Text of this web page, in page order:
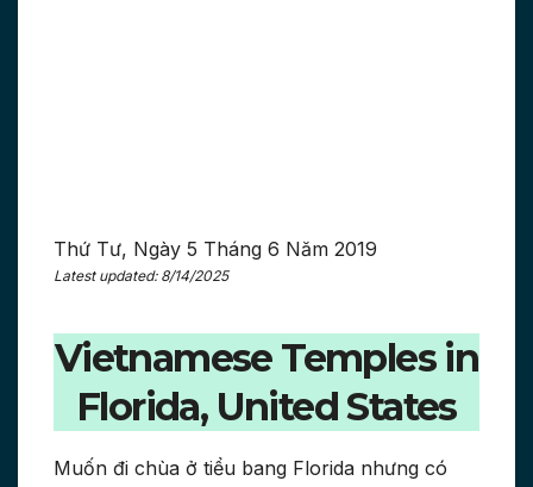
Thứ Tư, Ngày 5 Tháng 6 Năm 2019
Latest updated: 8/14/2025
Vietnamese Temples in
Florida, United States
Muốn đi chùa ở tiểu bang Florida nhưng có